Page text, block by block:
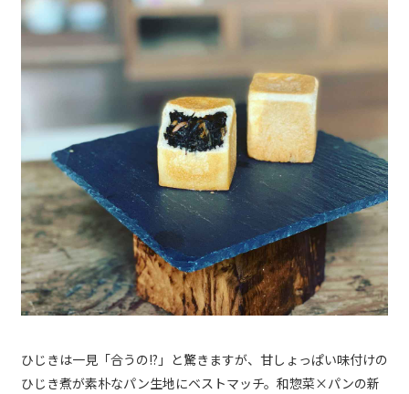
ひじきは一見「合うの!?」と驚きますが、甘しょっぱい味付けの
ひじき煮が素朴なパン生地にベストマッチ。和惣菜×パンの新